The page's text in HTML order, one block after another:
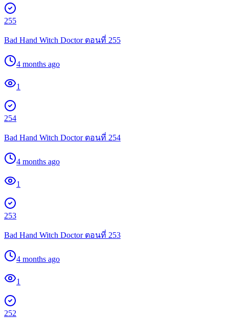
255
Bad Hand Witch Doctor ตอนที่ 255
4 months ago
1
254
Bad Hand Witch Doctor ตอนที่ 254
4 months ago
1
253
Bad Hand Witch Doctor ตอนที่ 253
4 months ago
1
252